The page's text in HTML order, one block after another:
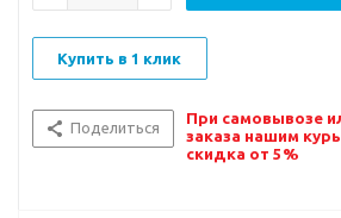
Купить в 1 клик
Поделиться
При самовывозе
заказа нашим
скидка от 5%